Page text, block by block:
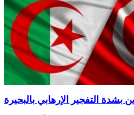
بشدة التفجير الإرهابي بالبحيرة